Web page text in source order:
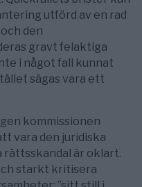
utförd av en rad
den
gravt felaktiga
i något fall kunnat
sägas vara ett
kommissionen
vara den juridiska
är oklart.
starkt kritisera